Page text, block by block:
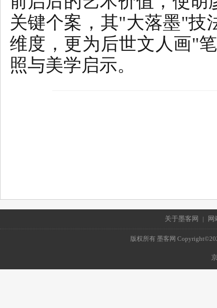
关键个案，其"大落墨"技
维度，更为后世文人画"
照与美学启示。
关于墨客网 | 网
版权所有 墨客网